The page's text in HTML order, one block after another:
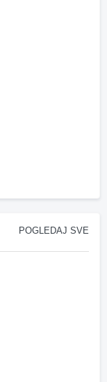
POGLEDAJ SVE